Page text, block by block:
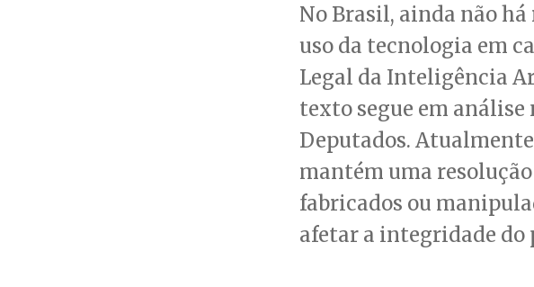
No Brasil, ainda não
uso da tecnologia em
Legal da Inteligência
texto segue em análise
Deputados.
mantém uma
fabricados ou
afetar a integridade do